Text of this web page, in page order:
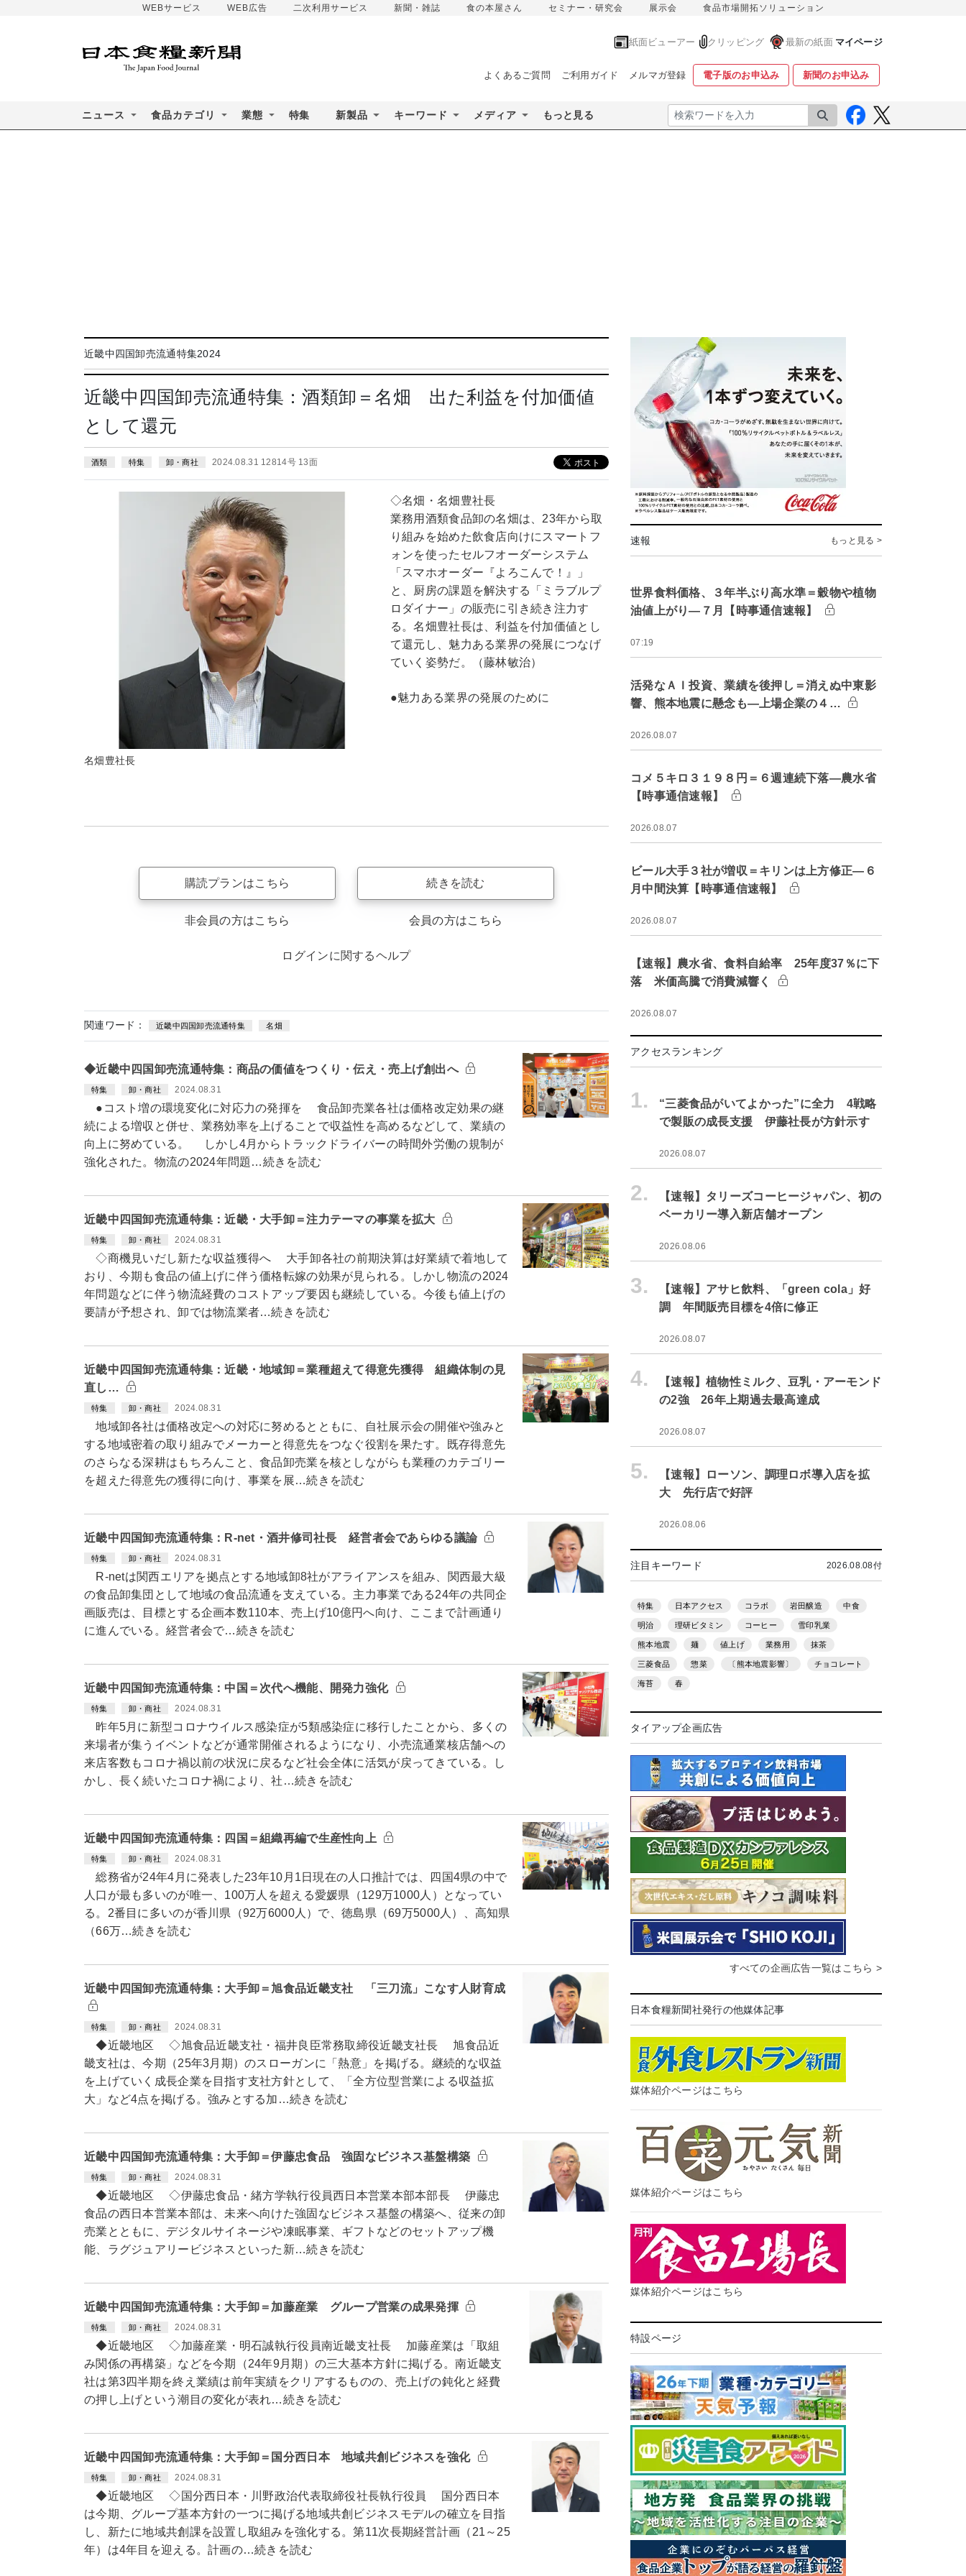
WEBサービス WEB広告 二次利用サービス 新聞・雑誌 食の本屋さん セミナー・研究会 展示会 食品市場開拓ソリューション
紙面ビューアー クリッピング 最新の紙面 マイページ
よくあるご質問 ご利用ガイド メルマガ登録 電子版のお申込み 新聞のお申込み
ニュース 食品カテゴリ 業態 特集 新製品 キーワード メディア もっと見る 検索
近畿中四国卸売流通特集2024
近畿中四国卸売流通特集：酒類卸＝名畑 出た利益を付加価値
として還元
酒類 特集 卸・商社 2024.08.31 12814号 13面
名畑豊社長
◇名畑・名畑豊社長
業務用酒類食品卸の名畑は、23年から取
り組みを始めた飲食店向けにスマートフ
ォンを使ったセルフオーダーシステム
「スマホオーダー『よろこんで！』」
と、厨房の課題を解決する「ミラブルプ
ロダイナー」の販売に引き続き注力す
る。名畑豊社長は、利益を付加価値とし
て還元し、魅力ある業界の発展につなげ
ていく姿勢だ。（藤林敏治）
●魅力ある業界の発展のために
購読プランはこちら
非会員の方はこちら
続きを読む
会員の方はこちら
ログインに関するヘルプ
関連ワード： 近畿中四国卸売流通特集 名畑
◆近畿中四国卸売流通特集：商品の価値をつくり・伝え・売上げ創出へ
特集 卸・商社 2024.08.31
●コスト増の環境変化に対応力の発揮を 食品卸売業各社は価格改定効果の継
続による増収と併せ、業務効率を上げることで収益性を高めるなどして、業績の
向上に努めている。 しかし4月からトラックドライバーの時間外労働の規制が
強化された。物流の2024年問題…続きを読む
近畿中四国卸売流通特集：近畿・大手卸＝注力テーマの事業を拡大
特集 卸・商社 2024.08.31
◇商機見いだし新たな収益獲得へ 大手卸各社の前期決算は好業績で着地して
おり、今期も食品の値上げに伴う価格転嫁の効果が見られる。しかし物流の2024
年問題などに伴う物流経費のコストアップ要因も継続している。今後も値上げの
要請が予想され、卸では物流業者…続きを読む
近畿中四国卸売流通特集：近畿・地域卸＝業種超えて得意先獲得 組織体制の見
直し…
特集 卸・商社 2024.08.31
地域卸各社は価格改定への対応に努めるとともに、自社展示会の開催や強みと
する地域密着の取り組みでメーカーと得意先をつなぐ役割を果たす。既存得意先
のさらなる深耕はもちろんこと、食品卸売業を核としながらも業種のカテゴリー
を超えた得意先の獲得に向け、事業を展…続きを読む
近畿中四国卸売流通特集：R-net・酒井修司社長 経営者会であらゆる議論
特集 卸・商社 2024.08.31
R-netは関西エリアを拠点とする地域卸8社がアライアンスを組み、関西最大級
の食品卸集団として地域の食品流通を支えている。主力事業である24年の共同企
画販売は、目標とする企画本数110本、売上げ10億円へ向け、ここまで計画通り
に進んでいる。経営者会で…続きを読む
近畿中四国卸売流通特集：中国＝次代へ機能、開発力強化
特集 卸・商社 2024.08.31
昨年5月に新型コロナウイルス感染症が5類感染症に移行したことから、多くの
来場者が集うイベントなどが通常開催されるようになり、小売流通業核店舗への
来店客数もコロナ禍以前の状況に戻るなど社会全体に活気が戻ってきている。し
かし、長く続いたコロナ禍により、社…続きを読む
近畿中四国卸売流通特集：四国＝組織再編で生産性向上
特集 卸・商社 2024.08.31
総務省が24年4月に発表した23年10月1日現在の人口推計では、四国4県の中で
人口が最も多いのが唯一、100万人を超える愛媛県（129万1000人）となってい
る。2番目に多いのが香川県（92万6000人）で、徳島県（69万5000人）、高知県
（66万…続きを読む
近畿中四国卸売流通特集：大手卸＝旭食品近畿支社 「三刀流」こなす人財育成
特集 卸・商社 2024.08.31
◆近畿地区 ◇旭食品近畿支社・福井良臣常務取締役近畿支社長 旭食品近
畿支社は、今期（25年3月期）のスローガンに「熱意」を掲げる。継続的な収益
を上げていく成長企業を目指す支社方針として、「全方位型営業による収益拡
大」など4点を掲げる。強みとする加…続きを読む
近畿中四国卸売流通特集：大手卸＝伊藤忠食品 強固なビジネス基盤構築
特集 卸・商社 2024.08.31
◆近畿地区 ◇伊藤忠食品・緒方学執行役員西日本営業本部本部長 伊藤忠
食品の西日本営業本部は、未来へ向けた強固なビジネス基盤の構築へ、従来の卸
売業とともに、デジタルサイネージや凍眠事業、ギフトなどのセットアップ機
能、ラグジュアリービジネスといった新…続きを読む
近畿中四国卸売流通特集：大手卸＝加藤産業 グループ営業の成果発揮
特集 卸・商社 2024.08.31
◆近畿地区 ◇加藤産業・明石誠執行役員南近畿支社長 加藤産業は「取組
み関係の再構築」などを今期（24年9月期）の三大基本方針に掲げる。南近畿支
社は第3四半期を終え業績は前年実績をクリアするものの、売上げの鈍化と経費
の押し上げという潮目の変化が表れ…続きを読む
近畿中四国卸売流通特集：大手卸＝国分西日本 地域共創ビジネスを強化
特集 卸・商社 2024.08.31
◆近畿地区 ◇国分西日本・川野政治代表取締役社長執行役員 国分西日本
は今期、グループ基本方針の一つに掲げる地域共創ビジネスモデルの確立を目指
し、新たに地域共創課を設置し取組みを強化する。第11次長期経営計画（21～25
年）は4年目を迎える。計画の…続きを読む
速報 もっと見る >
世界食料価格、３年半ぶり高水準＝穀物や植物
油値上がり―７月【時事通信速報】
07:19
活発なＡＩ投資、業績を後押し＝消えぬ中東影
響、熊本地震に懸念も―上場企業の４…
2026.08.07
コメ５キロ３１９８円＝６週連続下落―農水省
【時事通信速報】
2026.08.07
ビール大手３社が増収＝キリンは上方修正―６
月中間決算【時事通信速報】
2026.08.07
【速報】農水省、食料自給率 25年度37％に下
落 米価高騰で消費減響く
2026.08.07
アクセスランキング
1.
“三菱食品がいてよかった”に全力 4戦略
で製販の成長支援 伊藤社長が方針示す
2026.08.07
2.
【速報】タリーズコーヒージャパン、初の
ベーカリー導入新店舗オープン
2026.08.06
3.
【速報】アサヒ飲料、「green cola」好
調 年間販売目標を4倍に修正
2026.08.07
4.
【速報】植物性ミルク、豆乳・アーモンド
の2強 26年上期過去最高達成
2026.08.07
5.
【速報】ローソン、調理ロボ導入店を拡
大 先行店で好評
2026.08.06
注目キーワード 2026.08.08付
特集 日本アクセス コラボ 岩田醸造 中食
明治 理研ビタミン コーヒー 雪印乳業
熊本地震 麺 値上げ 業務用 抹茶
三菱食品 惣菜 〔熊本地震影響〕 チョコレート
海苔 春
タイアップ企画広告
すべての企画広告一覧はこちら >
日本食糧新聞社発行の他媒体記事
媒体紹介ページはこちら
媒体紹介ページはこちら
媒体紹介ページはこちら
特設ページ